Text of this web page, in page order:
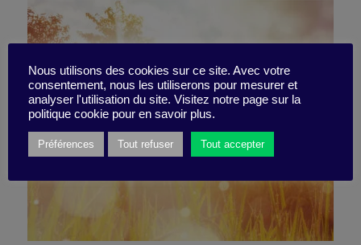
Nous utilisons des cookies sur ce site. Avec votre
consentement, nous les utiliserons pour mesurer et
analyser l'utilisation du site. Visitez notre page sur la
politique cookie pour en savoir plus.
Préférences Tout refuser Tout accepter